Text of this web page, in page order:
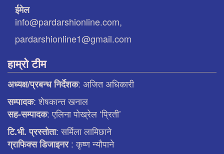
ईमेल
info@pardarshionline.com,
pardarshionline1@gmail.com
हाम्रो टीम
अध्यक्ष/प्रबन्ध निर्देशक: अजित अधिकारी
सम्पादक: शेषकान्त खनाल
सह-सम्पादक: एलिना पाेख्रेल ‘प्रिती’
टि.भी. प्रस्ताेता: सर्मिला लामिछाने
ग्राफिक्स डिजाइनर: कृष्ण न्याैपाने